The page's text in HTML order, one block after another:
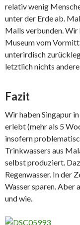
relativ wenig
unter der Erde ab.
Malls verbunden.
Museum vom
unterirdisch
letztlich nichts
Fazit
Wir haben Singapur
erlebt (mehr als 5
insofern
Trinkwassers aus
selbst produziert.
Regenwasser. In der
Wasser sparen. Aber
und wie.